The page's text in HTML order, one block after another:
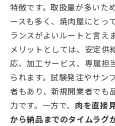
特徴です。取扱量が多いた
ースも多く、焼肉屋にとっ
ランスがよいルートと言えま
メリットとしては、安定供
応、加工サービス、専属担
られます。試験発注やサン
者もあり、新規開業者でも
力です。一方で、 肉を直接
から納品までのタイムラグ